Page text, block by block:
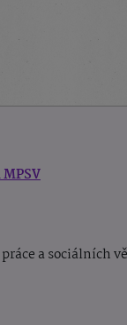
a sociálních